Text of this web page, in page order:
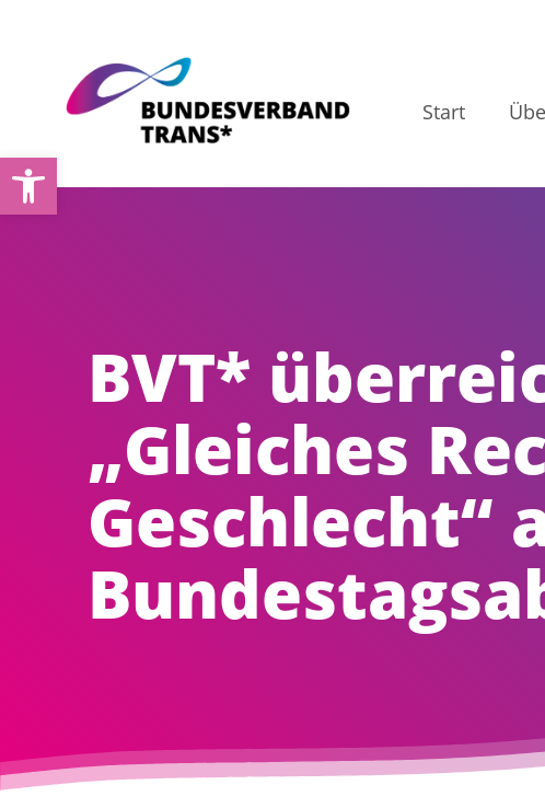
Werkzeugleiste öffnen
springen
Start
BVT*
„Gleiches
Geschlecht“